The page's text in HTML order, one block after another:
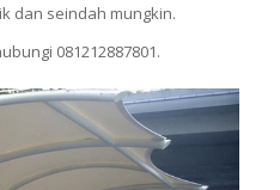
dan seindah mungkin.
081212887801.